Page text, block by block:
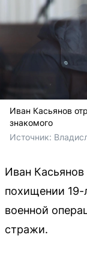
Иван Касьянов
знакомого
Источник:
Иван
похищении 19-
военной
стражи.